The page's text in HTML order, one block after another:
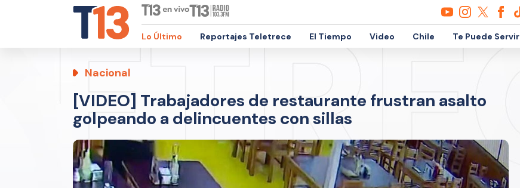
Lo Último Reportajes Teletrece El Tiempo Video Chile Te Puede Servir
Nacional
[VIDEO] Trabajadores de restaurante frustran asalto
golpeando a delincuentes con sillas